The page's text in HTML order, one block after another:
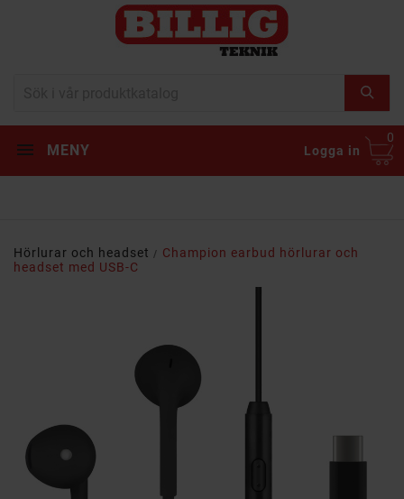
MENY Logga in
0
Hörlurar och headset
Champion earbud hörlurar och
headset med USB-C